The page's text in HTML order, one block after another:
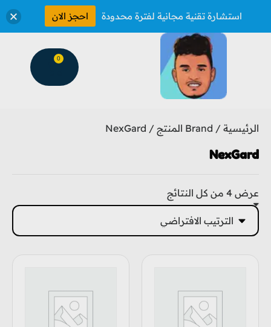
0
الرئيسية / Brand المنتج / NexGard
NexGard
عرض ⁦4⁩ من كل النتائج
استشارة تقنية مجانية لفترة محدودة احجز الان